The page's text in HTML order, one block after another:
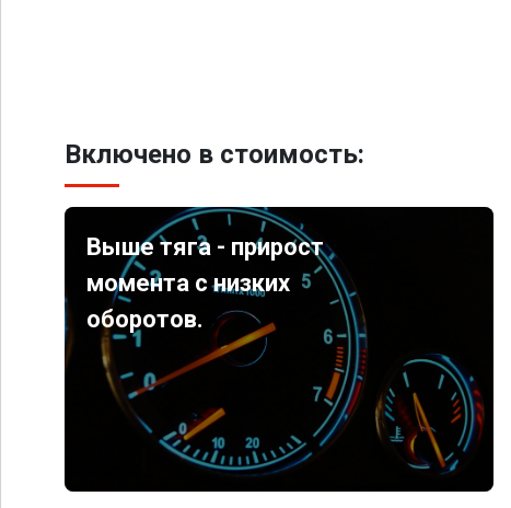
Включено в стоимость:
Выше тяга - прирост
момента с низких
оборотов.